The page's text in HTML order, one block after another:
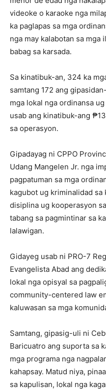
videoke o karaoke nga
ka paglapas sa mga
nga may kalabotan sa
babag sa karsada.
Sa kinatibuk-an, 324 ka
samtang 172 ang
mga lokal nga ordinansa
usab ang kinatibuk-ang
sa operasyon.
Gipadayag ni CPPO
Udang Mangelen Jr. nga
pagpatuman sa mga
kagubot ug kriminalidad sa
disiplina ug kooperasyon
tabang sa pagmintinar sa
lalawigan.
Gidayeg usab ni PRO-7
Evangelista Abad ang
lokal nga opisyal sa
community-centered law
kaluwasan sa mga
Samtang, gipasig-uli ni
Baricuatro ang suporta sa
mga programa nga
kahapsay. Matud niya,
sa kapulisan, lokal nga